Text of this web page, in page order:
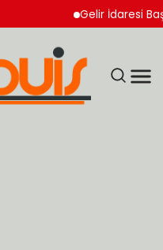
Gelir İdaresi